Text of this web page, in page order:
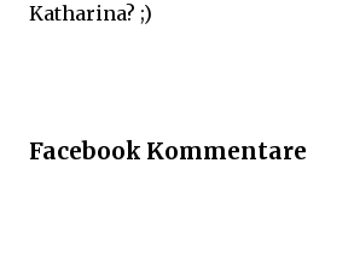
Katharina? ;)
Facebook Kommentare